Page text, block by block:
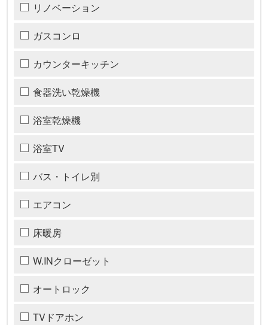
リノベーション
ガスコンロ
カウンターキッチン
食器洗い乾燥機
浴室乾燥機
浴室TV
バス・トイレ別
エアコン
床暖房
W.INクローゼット
オートロック
TVドアホン